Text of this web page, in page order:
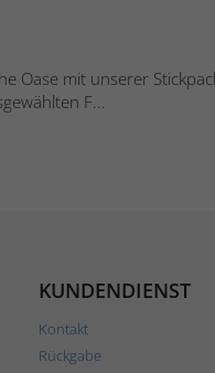
Oase mit unserer
F...
KUNDENDIENST
Kontakt
Rückgabe